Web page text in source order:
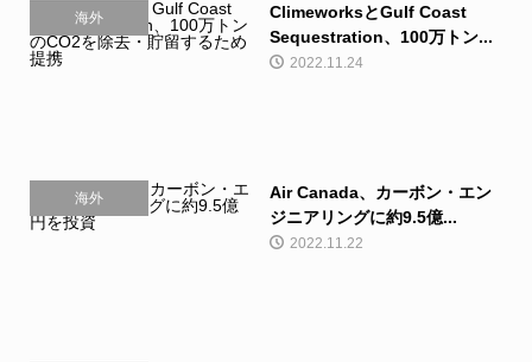
海外
ClimeworksとGulf Coast
Sequestration、100万トン...
2022.11.24
海外
Air Canada、カーボン・エン
ジニアリングに約9.5億...
2022.11.22